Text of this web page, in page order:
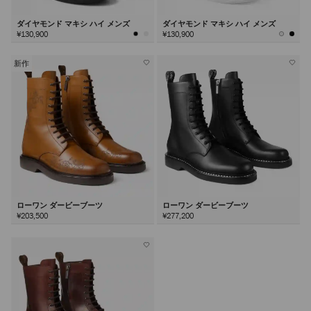
ダイヤモンド マキシ ハイ メンズ
¥130,900
ダイヤモンド マキシ ハイ メンズ
¥130,900
新作
ローワン ダービーブーツ
¥203,500
ローワン ダービーブーツ
¥277,200